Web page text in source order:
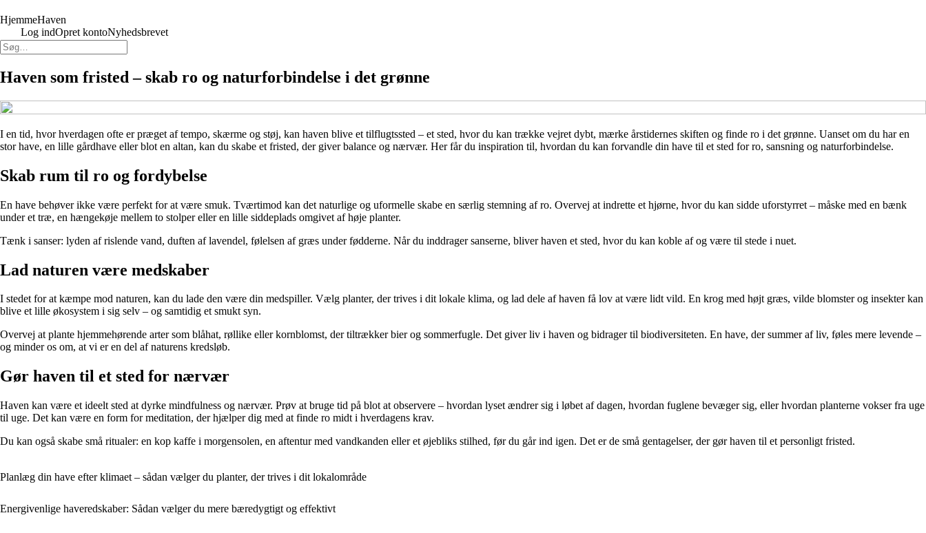
HjemmeHaven
Log indOpret kontoNyhedsbrevet
Haven som fristed – skab ro og naturforbindelse i det grønne
I en tid, hvor hverdagen ofte er præget af tempo, skærme og støj, kan haven blive et tilflugtssted – et sted, hvor du kan trække vejret dybt, mærke årstidernes skiften og finde ro i det grønne. Uanset om du har en
stor have, en lille gårdhave eller blot en altan, kan du skabe et fristed, der giver balance og nærvær. Her får du inspiration til, hvordan du kan forvandle din have til et sted for ro, sansning og naturforbindelse.
Skab rum til ro og fordybelse
En have behøver ikke være perfekt for at være smuk. Tværtimod kan det naturlige og uformelle skabe en særlig stemning af ro. Overvej at indrette et hjørne, hvor du kan sidde uforstyrret – måske med en bænk
under et træ, en hængekøje mellem to stolper eller en lille siddeplads omgivet af høje planter.
Tænk i sanser: lyden af rislende vand, duften af lavendel, følelsen af græs under fødderne. Når du inddrager sanserne, bliver haven et sted, hvor du kan koble af og være til stede i nuet.
Lad naturen være medskaber
I stedet for at kæmpe mod naturen, kan du lade den være din medspiller. Vælg planter, der trives i dit lokale klima, og lad dele af haven få lov at være lidt vild. En krog med højt græs, vilde blomster og insekter kan
blive et lille økosystem i sig selv – og samtidig et smukt syn.
Overvej at plante hjemmehørende arter som blåhat, røllike eller kornblomst, der tiltrækker bier og sommerfugle. Det giver liv i haven og bidrager til biodiversiteten. En have, der summer af liv, føles mere levende –
og minder os om, at vi er en del af naturens kredsløb.
Gør haven til et sted for nærvær
Haven kan være et ideelt sted at dyrke mindfulness og nærvær. Prøv at bruge tid på blot at observere – hvordan lyset ændrer sig i løbet af dagen, hvordan fuglene bevæger sig, eller hvordan planterne vokser fra uge
til uge. Det kan være en form for meditation, der hjælper dig med at finde ro midt i hverdagens krav.
Du kan også skabe små ritualer: en kop kaffe i morgensolen, en aftentur med vandkanden eller et øjebliks stilhed, før du går ind igen. Det er de små gentagelser, der gør haven til et personligt fristed.
Planlæg din have efter klimaet – sådan vælger du planter, der trives i dit lokalområde
Energivenlige haveredskaber: Sådan vælger du mere bæredygtigt og effektivt